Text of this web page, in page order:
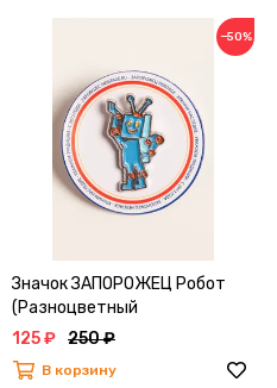
−50%
Значок ЗАПОРОЖЕЦ Робот
(Разноцветный
(Разноцветный))
125 ₽ 250 ₽
В корзину